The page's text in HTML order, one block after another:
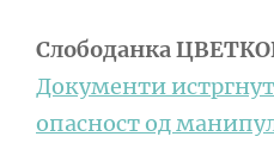
Слободанка
Документи
опасност од